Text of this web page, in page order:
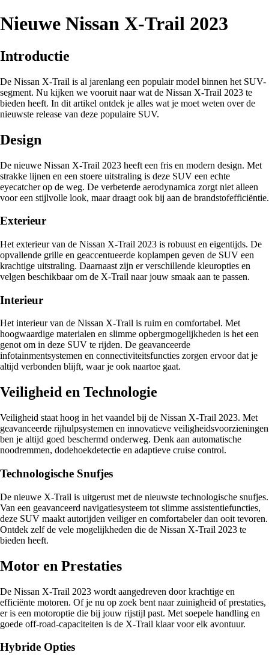
Nieuwe Nissan X-Trail 2023
Introductie
De Nissan X-Trail is al jarenlang een populair model binnen het SUV-
segment. Nu kijken we vooruit naar wat de Nissan X-Trail 2023 te
bieden heeft. In dit artikel ontdek je alles wat je moet weten over de
nieuwste release van deze populaire SUV.
Design
De nieuwe Nissan X-Trail 2023 heeft een fris en modern design. Met
strakke lijnen en een stoere uitstraling is deze SUV een echte
eyecatcher op de weg. De verbeterde aerodynamica zorgt niet alleen
voor een stijlvolle look, maar draagt ook bij aan de brandstofefficiëntie.
Exterieur
Het exterieur van de Nissan X-Trail 2023 is robuust en eigentijds. De
opvallende grille en geaccentueerde koplampen geven de SUV een
krachtige uitstraling. Daarnaast zijn er verschillende kleuropties en
velgen beschikbaar om de X-Trail naar jouw smaak aan te passen.
Interieur
Het interieur van de Nissan X-Trail is ruim en comfortabel. Met
hoogwaardige materialen en slimme opbergmogelijkheden is het een
genot om in deze SUV te rijden. De geavanceerde
infotainmentsystemen en connectiviteitsfuncties zorgen ervoor dat je
altijd verbonden blijft, waar je ook naartoe gaat.
Veiligheid en Technologie
Veiligheid staat hoog in het vaandel bij de Nissan X-Trail 2023. Met
geavanceerde rijhulpsystemen en innovatieve veiligheidsvoorzieningen
ben je altijd goed beschermd onderweg. Denk aan automatische
noodremmen, dodehoekdetectie en adaptieve cruise control.
Technologische Snufjes
De nieuwe X-Trail is uitgerust met de nieuwste technologische snufjes.
Van een geavanceerd navigatiesysteem tot slimme assistentiefuncties,
deze SUV maakt autorijden veiliger en comfortabeler dan ooit tevoren.
Ontdek zelf de vele mogelijkheden die de Nissan X-Trail 2023 te
bieden heeft.
Motor en Prestaties
De Nissan X-Trail 2023 wordt aangedreven door krachtige en
efficiënte motoren. Of je nu op zoek bent naar zuinigheid of prestaties,
er is een motoroptie die bij jouw rijstijl past. Met soepele handling en
goede off-road-capaciteiten is de X-Trail klaar voor elk avontuur.
Hybride Opties